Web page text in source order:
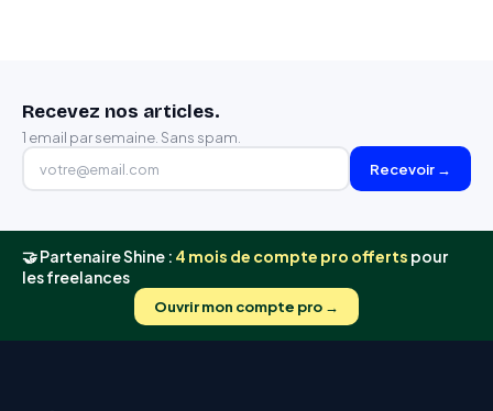
Recevez nos articles.
1 email par semaine. Sans spam.
Recevoir →
🤝 Partenaire Shine : 4 mois de compte pro offerts pour
les freelances
Ouvrir mon compte pro →